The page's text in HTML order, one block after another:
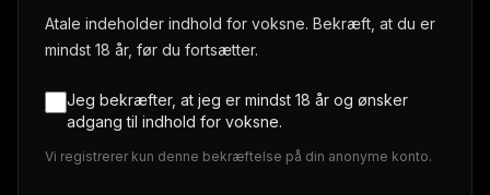
Atale indeholder indhold for voksne. Bekræft, at du er
mindst 18 år, før du fortsætter.
Jeg bekræfter, at jeg er mindst 18 år og ønsker
adgang til indhold for voksne.
Vi registrerer kun denne bekræftelse på din anonyme konto.